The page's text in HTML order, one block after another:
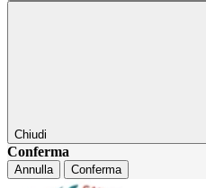
Chiudi
Conferma
Annulla Conferma